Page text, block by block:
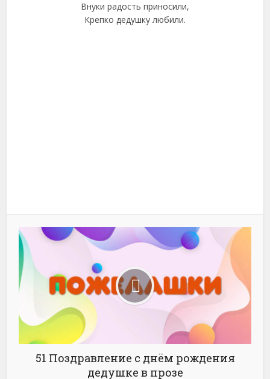
Внуки радость приносили,
Крепко дедушку любили.
51 Поздравление с днём рождения
дедушке в прозе